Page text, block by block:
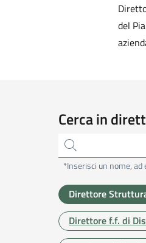
del
Cerca in
*Inserisci un nome, ad
Direttore
Direttore f.f. di